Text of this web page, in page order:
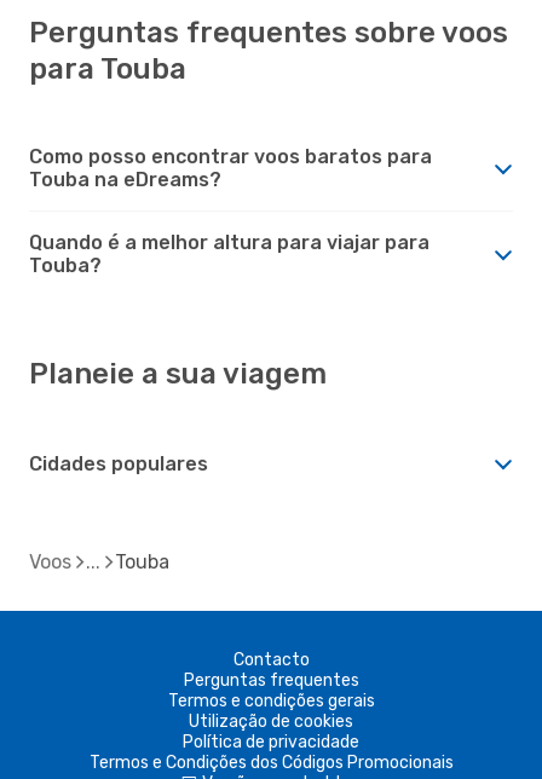
Perguntas frequentes sobre voos
para Touba
Como posso encontrar voos baratos para
Touba na eDreams?
Quando é a melhor altura para viajar para
Touba?
Planeie a sua viagem
Cidades populares
Voos Touba
Contacto
Perguntas frequentes
Termos e condições gerais
Utilização de cookies
Política de privacidade
Termos e Condições dos Códigos Promocionais